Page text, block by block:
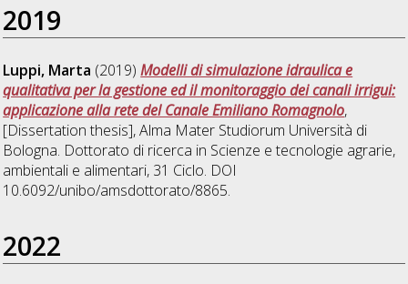
2019
Luppi, Marta (2019)Modelli di simulazione idraulica e
qualitativa per la gestione ed il monitoraggio dei canali irrigui:
applicazione alla rete del Canale Emiliano Romagnolo,
[Dissertation thesis], Alma Mater Studiorum Università di
Bologna. Dottorato di ricerca in Scienze e tecnologie agrarie,
ambientali e alimentari, 31 Ciclo. DOI
10.6092/unibo/amsdottorato/8865.
2022